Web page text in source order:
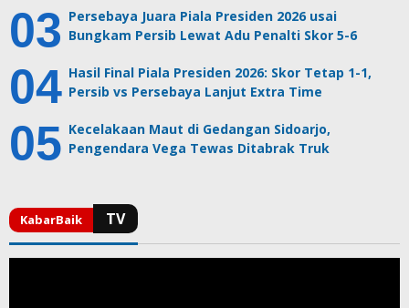
Persebaya Juara Piala Presiden 2026 usai
Bungkam Persib Lewat Adu Penalti Skor 5-6
Hasil Final Piala Presiden 2026: Skor Tetap 1-1,
Persib vs Persebaya Lanjut Extra Time
Kecelakaan Maut di Gedangan Sidoarjo,
Pengendara Vega Tewas Ditabrak Truk